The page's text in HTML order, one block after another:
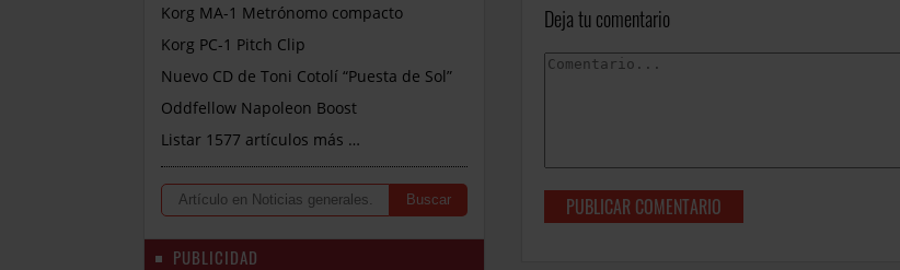
Deja tu comentario
Korg MA-1 Metrónomo compacto
Korg PC-1 Pitch Clip
Nuevo CD de Toni Cotolí “Puesta de Sol”
Oddfellow Napoleon Boost
Listar 1577 artículos más …
PUBLICIDAD